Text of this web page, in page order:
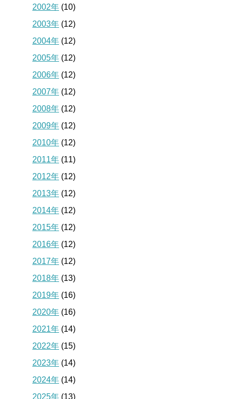
2002年 (10)
2003年 (12)
2004年 (12)
2005年 (12)
2006年 (12)
2007年 (12)
2008年 (12)
2009年 (12)
2010年 (12)
2011年 (11)
2012年 (12)
2013年 (12)
2014年 (12)
2015年 (12)
2016年 (12)
2017年 (12)
2018年 (13)
2019年 (16)
2020年 (16)
2021年 (14)
2022年 (15)
2023年 (14)
2024年 (14)
2025年 (13)